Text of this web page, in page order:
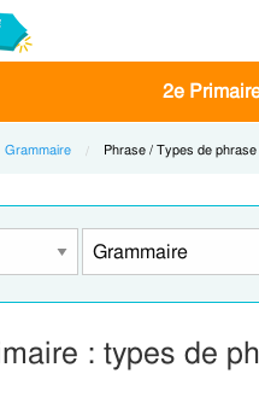
2e
Grammaire Current:
Phrase / Types de phrase
: types de